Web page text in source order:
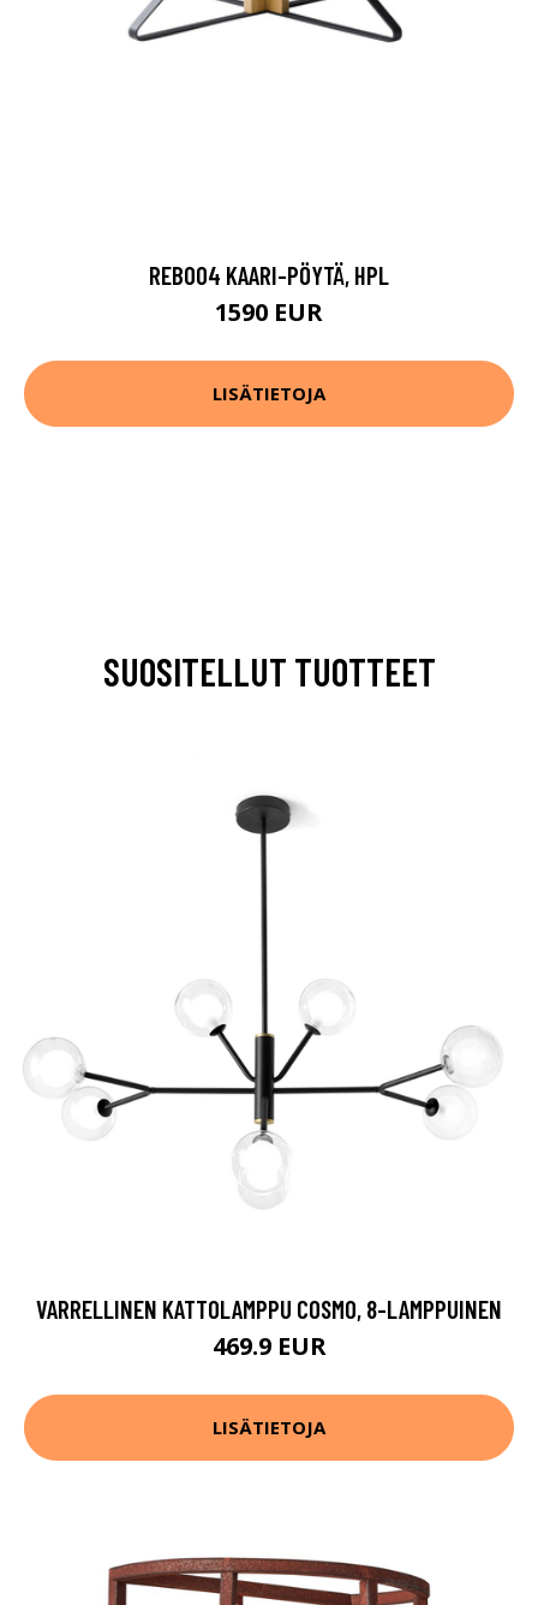
REB004 KAARI-PÖYTÄ, HPL
1590 EUR
LISÄTIETOJA
SUOSITELLUT TUOTTEET
VARRELLINEN KATTOLAMPPU COSMO, 8-LAMPPUINEN
469.9 EUR
LISÄTIETOJA